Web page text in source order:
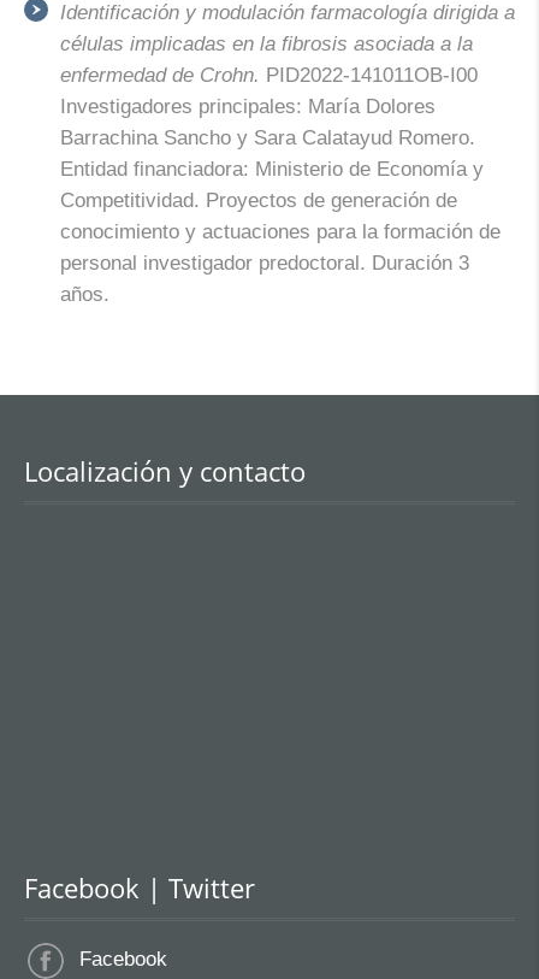
Identificación y modulación farmacología dirigida a
células implicadas en la fibrosis asociada a la
enfermedad de Crohn. PID2022-141011OB-I00
Investigadores principales: María Dolores
Barrachina Sancho y Sara Calatayud Romero.
Entidad financiadora: Ministerio de Economía y
Competitividad. Proyectos de generación de
conocimiento y actuaciones para la formación de
personal investigador predoctoral. Duración 3
años.
Localización y contacto
Facebook | Twitter
Facebook